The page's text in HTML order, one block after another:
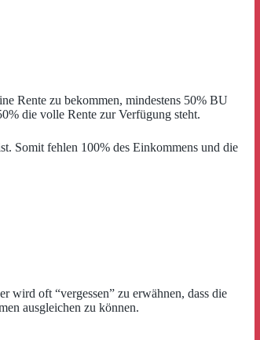
Rente zu bekommen, mindestens 50% BU
die volle Rente zur Verfügung steht.
Somit fehlen 100% des Einkommens und die
wird oft “vergessen” zu erwähnen, dass die
ausgleichen zu können.